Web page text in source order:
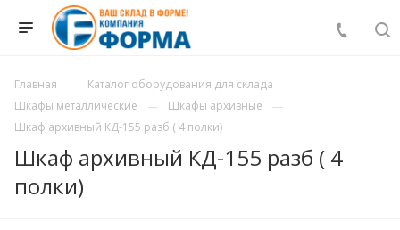
Главная
Каталог оборудования для склада
Шкафы металлические
Шкафы архивные
Шкаф архивный КД-155 разб ( 4 полки)
Шкаф архивный КД-155 разб ( 4
полки)